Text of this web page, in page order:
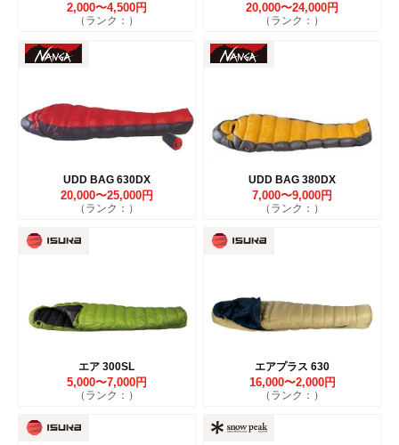
2,000〜4,500円
（ランク：）
20,000〜24,000円
（ランク：）
UDD BAG 630DX
20,000〜25,000円
（ランク：）
UDD BAG 380DX
7,000〜9,000円
（ランク：）
エア 300SL
5,000〜7,000円
（ランク：）
エアプラス 630
16,000〜2,000円
（ランク：）